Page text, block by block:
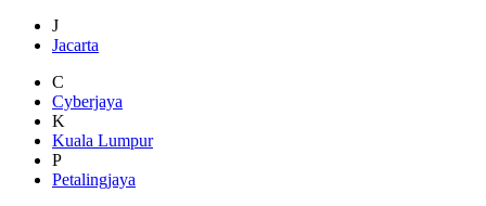
J
Jacarta
C
Cyberjaya
K
Kuala Lumpur
P
Petalingjaya